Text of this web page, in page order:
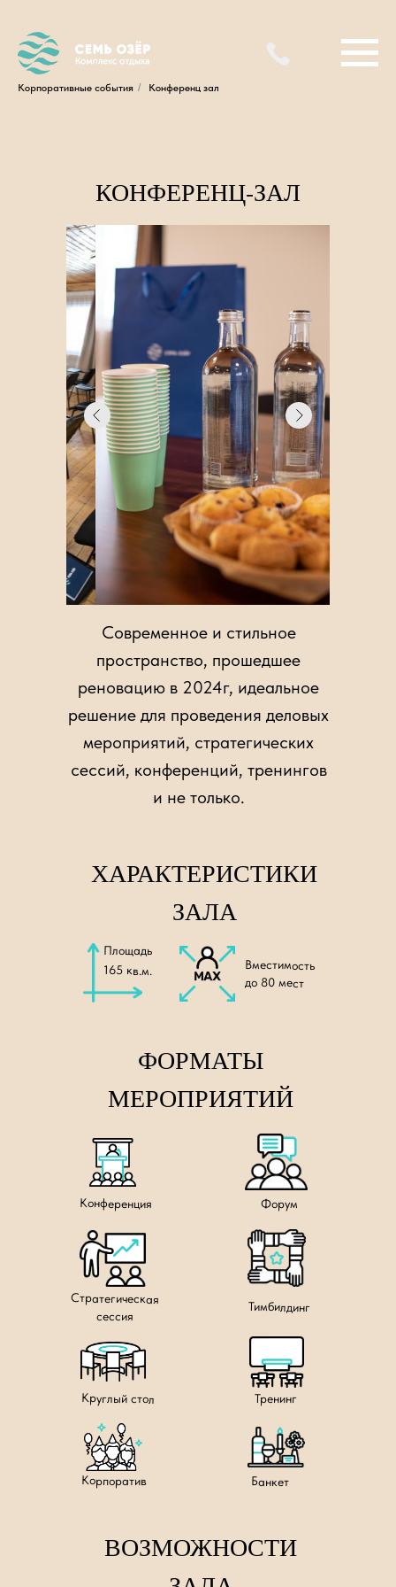
Корпоративные события / Конференц зал
Площадь
Конференция Форум
Тимбилдинг
Круглый стол Тренинг
Корпоратив Банкет
Стратегическая
сессия
165 кв.м. Вместимость
до 80 мест
ХАРАКТЕРИСТИКИ
ЗАЛА
КОНФЕРЕНЦ-ЗАЛ
ФОРМАТЫ
МЕРОПРИЯТИЙ
ВОЗМОЖНОСТИ
Современное и стильное
пространство, прошедшее
реновацию в 2024г, идеальное
решение для проведения деловых
мероприятий, стратегических
сессий, конференций, тренингов
и не только.